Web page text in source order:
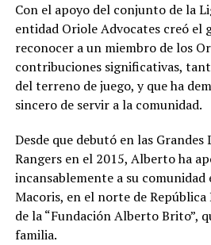
Con el apoyo del conjunto de la
entidad Oriole Advocates creó el
reconocer a un miembro de los
contribuciones significativas,
del terreno de juego, y que ha
sincero de servir a la comunidad.
Desde que debutó en las Grandes
Rangers en el 2015, Alberto ha
incansablemente a su comunidad
Macoris, en el norte de
de la “Fundación Alberto Brito”,
familia.